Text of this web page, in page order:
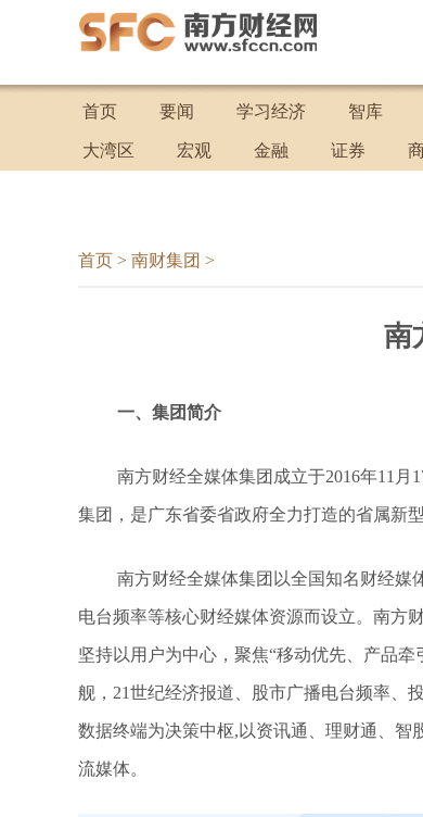
首页 要闻 学习经济 智库
大湾区 宏观 金融 证券
首页 > 南财集团 >
南
一、集团简介
南方财经全媒体集团成立于2016年11月
集团，是广东省委省政府全力打造的省属新
南方财经全媒体集团以全国知名财经媒
电台频率等核心财经媒体资源而设立。南方
坚持以用户为中心，聚焦“移动优先、产品
舰，21世纪经济报道、股市广播电台频率、
数据终端为决策中枢,以资讯通、理财通、
流媒体。